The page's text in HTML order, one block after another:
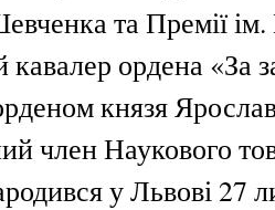
та Премії
ордена «За
князя
член Наукового
у Львові 27